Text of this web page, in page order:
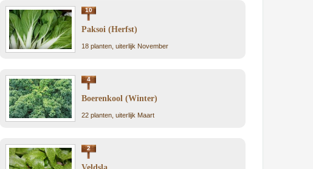
10
Paksoi (Herfst)
18 planten, uiterlijk November
4
Boerenkool (Winter)
22 planten, uiterlijk Maart
2